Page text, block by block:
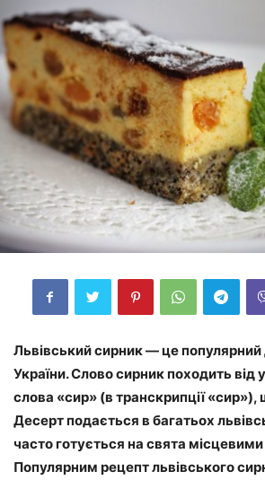
Львівський сирник — це популярний
України. Слово сирник походить від
слова «сир» (в транскрипції «сир»),
Десерт подається в багатьох
часто готується на свята
Популярним рецепт львівського